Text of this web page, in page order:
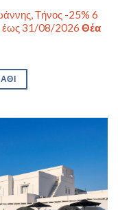
Τήνος -25% 6
έως 31/08/2026 Θέα